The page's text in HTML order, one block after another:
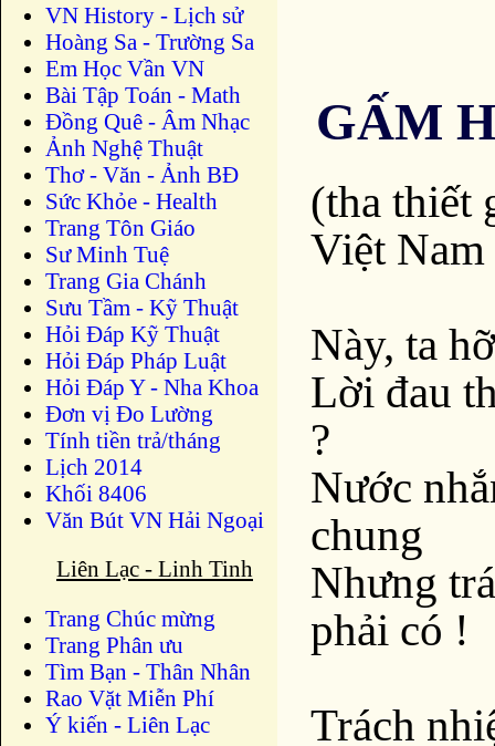
VN History - Lịch sử
Hoàng Sa - Trường Sa
Em Học Vần VN
Bài Tập Toán - Math
Đồng Quê - Âm Nhạc
Ảnh Nghệ Thuật
Thơ - Văn - Ảnh BĐ
Sức Khỏe - Health
Trang Tôn Giáo
Sư Minh Tuệ
Trang Gia Chánh
Sưu Tầm - Kỹ Thuật
Hỏi Đáp Kỹ Thuật
Hỏi Đáp Pháp Luật
Hỏi Đáp Y - Nha Khoa
Đơn vị Đo Lường
Tính tiền trả/tháng
Lịch 2014
Khối 8406
Văn Bút VN Hải Ngoại
Liên Lạc - Linh Tinh
Trang Chúc mừng
Trang Phân ưu
Tìm Bạn - Thân Nhân
Rao Vặt Miễn Phí
Ý kiến - Liên Lạc
GẤM
(tha thiết
Việt
Này, ta
Lời đau
?
Nước
chung
Nhưng
phải có !
Trách